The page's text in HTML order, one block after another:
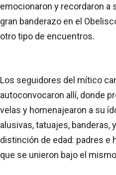
emocionaron y recordaron a
gran banderazo en el
otro tipo de encuentros.
Los seguidores del mítico
autoconvocaron allí, donde
velas y homenajearon a su
alusivas, tatuajes, banderas,
distinción de edad: padres e
que se unieron bajo el